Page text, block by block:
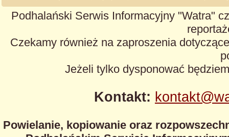
Podhalański Serwis Informacyjny "Watra"
Czekamy również na zaproszenia
Jeżeli tylko dysponować
Kontakt:
Powielanie, kopiowanie oraz